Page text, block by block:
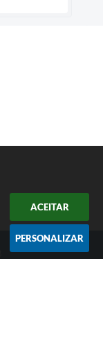
ACEITAR
PERSONALIZAR